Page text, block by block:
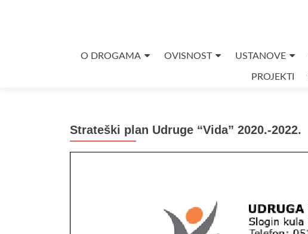
SkipO DROGAMA OVISNOST USTANOVE
PROJEKTI
Strateški plan Udruge “Vida” 2020.-2022.